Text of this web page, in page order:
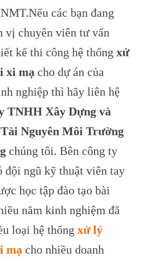
Nếu các bạn đang
vị chuyên viên tư vấn
kế thi công hệ thống xử
xi mạ cho dự án của
nghiệp thì hãy liên hệ
TNHH Xây Dựng và
Nguyên Môi Trường
chúng tôi. Bên công ty
đội ngũ kỹ thuật viên tay
học tập đào tạo bài
năm kinh nghiệm đã
loại hệ thống xử lý
mạ cho nhiều doanh